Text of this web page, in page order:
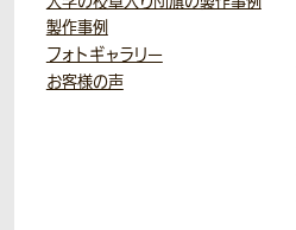
製作事例
フォトギャラリー
お客様の声